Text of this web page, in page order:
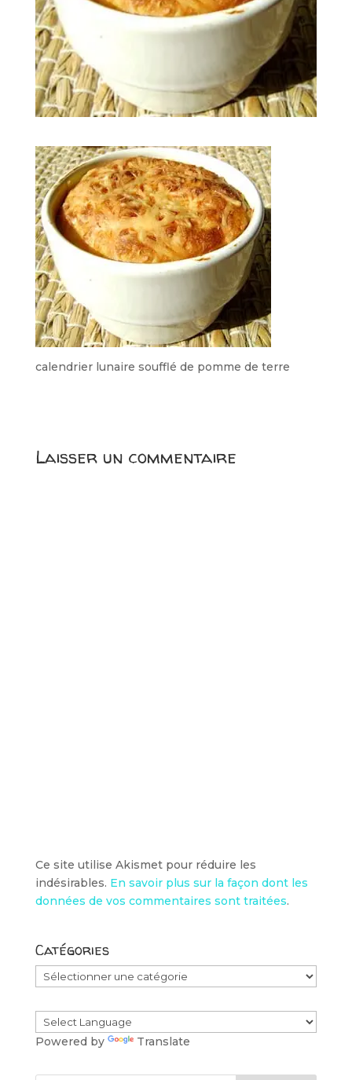
calendrier lunaire soufflé de pomme de terre
Laisser un commentaire
Ce site utilise Akismet pour réduire les
indésirables. En savoir plus sur la façon dont les
données de vos commentaires sont traitées.
Catégories
Catégories
Powered by Translate